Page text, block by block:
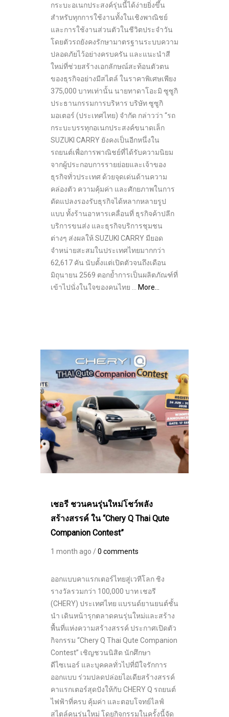
กระบะอเนกประสงค์รุ่นนี้ได้ง่ายยิ่งขึ้น
สำหรับทุกการใช้งานทั้งในเชิงพาณิชย์
และการใช้งานส่วนตัวในชีวิตประจำวัน
โดยตัวรถยังคงรักษามาตรฐานระบบความ
ปลอดภัยไว้อย่างครบครัน และแนะนำสี
ใหม่ที่ช่วยสร้างเอกลักษณ์สะท้อนตัวตน
ของธุรกิจอย่างมีสไตล์ ในราคาพิเศษเพียง
375,000 บาทเท่านั้น นายทาดาโอะมิ ซูซูกิ
ประธานกรรมการบริหาร บริษัท ซูซูกิ
มอเตอร์ (ประเทศไทย) จำกัด กล่าวว่า “รถ
กระบะบรรทุกอเนกประสงค์ขนาดเล็ก
SUZUKI CARRY ยังคงเป็นอีกหนึ่งใน
รถยนต์เพื่อการพาณิชย์ที่ได้รับความนิยม
จากผู้ประกอบการรายย่อยและเจ้าของ
ธุรกิจทั่วประเทศ ด้วยจุดเด่นด้านความ
คล่องตัว ความคุ้มค่า และศักยภาพในการ
ดัดแปลงรองรับธุรกิจได้หลากหลายรูป
แบบ ทั้งร้านอาหารเคลื่อนที่ ธุรกิจค้าปลีก
บริการขนส่ง และธุรกิจบริการชุมชน
ต่างๆ ส่งผลให้ SUZUKI CARRY มียอด
จำหน่ายสะสมในประเทศไทยมากกว่า
62,617 คัน นับตั้งแต่เปิดตัวจนถึงเดือน
มิถุนายน 2569 ตอกย้ำการเป็นผลิตภัณฑ์ที่
เข้าไปนั่งในใจของคนไทย …
More…
เชอรี ชวนคนรุ่นใหม่โชว์พลัง
สร้างสรรค์ ใน “Chery Q Thai Qute
Companion Contest”
1 month ago /0 comments
ออกแบบคาแรกเตอร์ไทยสู่เวทีโลก ชิง
รางวัลรวมกว่า 100,000 บาท เชอรี
(CHERY) ประเทศไทย แบรนด์ยานยนต์ชั้น
นำ เดินหน้ารุกตลาดคนรุ่นใหม่และสร้าง
พื้นที่แห่งความสร้างสรรค์ ประกาศเปิดตัว
กิจกรรม “Chery Q Thai Qute Companion
Contest” เชิญชวนนิสิต นักศึกษา
ดีไซเนอร์ และบุคคลทั่วไปที่มีใจรักการ
ออกแบบ ร่วมปลดปล่อยไอเดียสร้างสรรค์
คาแรกเตอร์สุดปังให้กับ CHERY Q รถยนต์
ไฟฟ้าที่ครบ คุ้มค่า และตอบโจทย์ไลฟ์
สไตล์คนรุ่นใหม่ โดยกิจกรรมในครั้งนี้จัด